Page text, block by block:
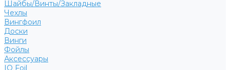
Шайбы/Винты/Закладные
Чехлы
Вингфоил
Доски
Винги
Фойлы
Аксессуары
IQ Foil